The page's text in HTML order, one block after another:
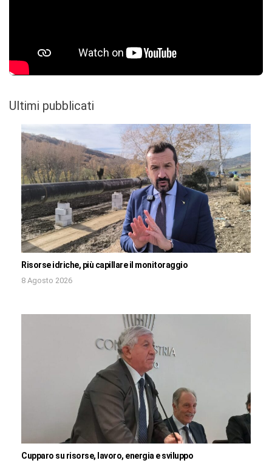
Ultimi pubblicati
Risorse idriche, più capillare il monitoraggio
8 Agosto 2026
Cupparo su risorse, lavoro, energia e sviluppo